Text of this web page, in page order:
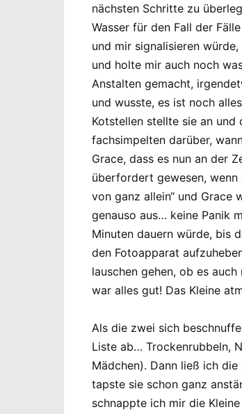
nächsten Schritte zu
Wasser für den Fall der
und mir signalisieren
und holte mir auch noch
Anstalten gemacht,
und wusste, es ist noch
Kotstellen stellte sie an und
fachsimpelten darüber,
Grace, dass es nun an der
überfordert gewesen,
von ganz allein“ und Grace
genauso aus… keine Panik
Minuten dauern würde, bis
den Fotoapparat
lauschen gehen, ob es
war alles gut! Das Kleine
Als die zwei sich
Liste ab… Trockenrubbeln,
Mädchen). Dann ließ ich
tapste sie schon ganz
schnappte ich mir die